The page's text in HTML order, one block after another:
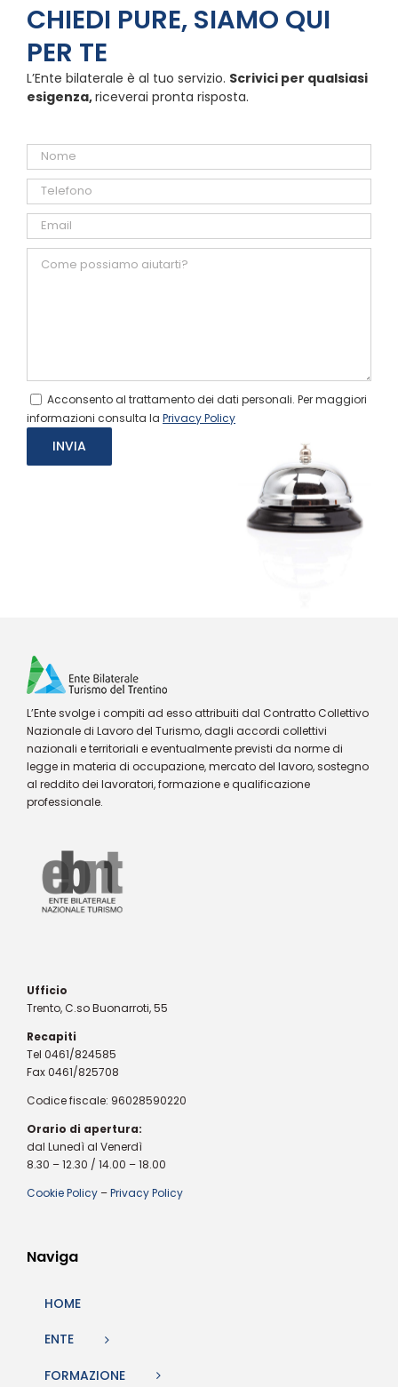
CHIEDI PURE, SIAMO QUI
PER TE
L’Ente bilaterale è al tuo servizio. Scrivici per qualsiasi
esigenza,riceverai pronta risposta.
Acconsento al trattamento dei dati personali. Per maggiori
informazioni consulta la Privacy Policy
L’Ente svolge i compiti ad esso attribuiti dal Contratto Collettivo
Nazionale di Lavoro del Turismo, dagli accordi collettivi
nazionali e territoriali e eventualmente previsti da norme di
legge in materia di occupazione, mercato del lavoro, sostegno
al reddito dei lavoratori, formazione e qualificazione
professionale.
Ufficio
Trento, C.so Buonarroti, 55
Recapiti
Tel 0461/824585
Fax 0461/825708
Codice fiscale: 96028590220
Orario di apertura:
dal Lunedì al Venerdì
8.30 – 12.30 / 14.00 – 18.00
Cookie Policy –Privacy Policy
Naviga
HOME
ENTE
FORMAZIONE